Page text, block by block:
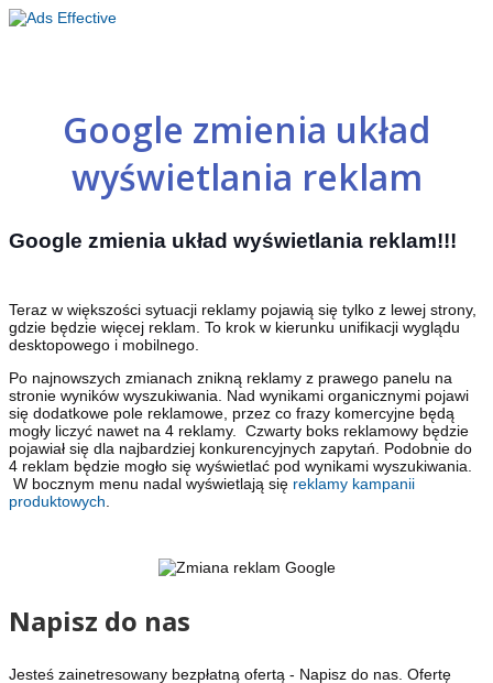
Google zmienia układ
wyświetlania reklam
Google zmienia układ wyświetlania reklam!!!
Teraz w większości sytuacji reklamy pojawią się tylko z lewej strony,
gdzie będzie więcej reklam. To krok w kierunku unifikacji wyglądu
desktopowego i mobilnego.
Po najnowszych zmianach znikną reklamy z prawego panelu na
stronie wyników wyszukiwania. Nad wynikami organicznymi pojawi
się dodatkowe pole reklamowe, przez co frazy komercyjne będą
mogły liczyć nawet na 4 reklamy. Czwarty boks reklamowy będzie
pojawiał się dla najbardziej konkurencyjnych zapytań. Podobnie do
4 reklam będzie mogło się wyświetlać pod wynikami wyszukiwania.
W bocznym menu nadal wyświetlają się reklamy kampanii
produktowych
Napisz do nas
Jesteś zainetresowany bezpłatną ofertą - Napisz do nas. Ofertę